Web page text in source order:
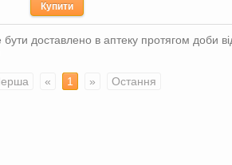
Купити
доставлено в аптеку протягом доби
« 1 » Остання